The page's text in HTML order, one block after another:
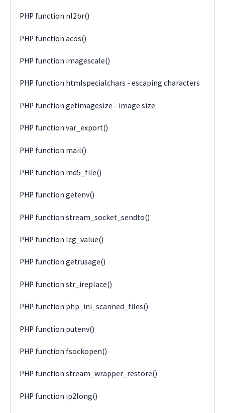
PHP function nl2br()
PHP function acos()
PHP function imagescale()
PHP function htmlspecialchars - escaping characters
PHP function getimagesize - image size
PHP function var_export()
PHP function mail()
PHP function md5_file()
PHP function getenv()
PHP function stream_socket_sendto()
PHP function lcg_value()
PHP function getrusage()
PHP function str_ireplace()
PHP function php_ini_scanned_files()
PHP function putenv()
PHP function fsockopen()
PHP function stream_wrapper_restore()
PHP function ip2long()